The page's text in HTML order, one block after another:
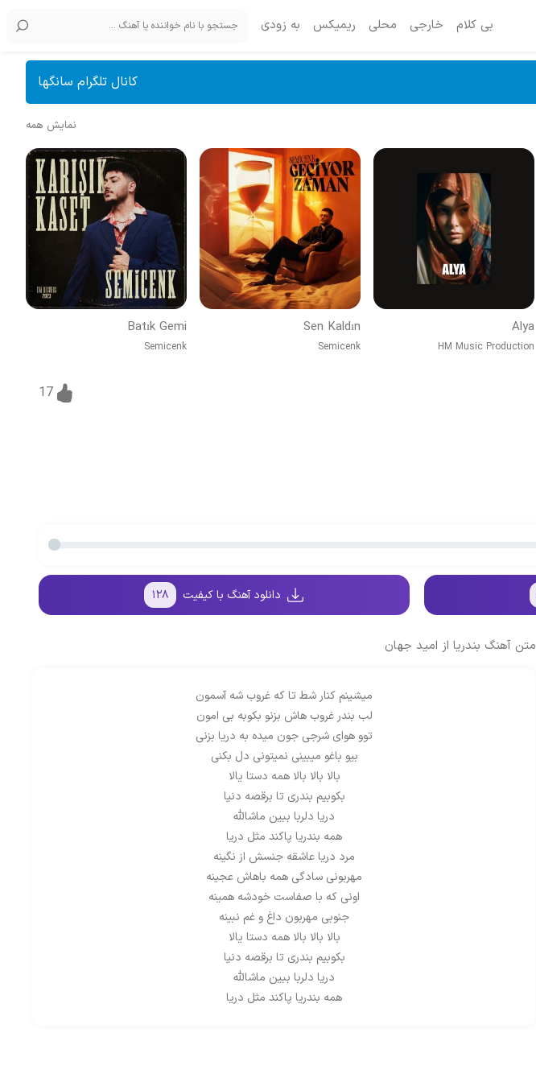
بی کلام خارجی محلی ریمیکس به زودی
کانال تلگرام سانگها
نمایش همه
Alya
HM Music Production
Sen Kaldın
Semicenk
Batık Gemi
Semicenk
17
دانلود آهنگ با کیفیت ۱۲۸
متن آهنگ بندریا از امید جهان
میشینم کنار شط تا که غروب شه آسمون
لب بندر غروب هاش بزنو بکوبه بی امون
توو هوای شرجی جون میده به دریا بزنی
بیو باغو میبینی نمیتونی دل بکنی
بالا بالا بالا همه دستا یالا
بکوبیم بندری تا برقصه دنیا
دریا دلربا ببین ماشالله
همه بندریا پاکند مثل دریا
مرد دریا عاشقه جنسش از نگینه
مهربونی سادگی همه باهاش عجینه
اونی که با صفاست خودشه همینه
جنوبی مهربون داغ و غم نبینه
بالا بالا بالا همه دستا یالا
بکوبیم بندری تا برقصه دنیا
دریا دلربا ببین ماشالله
همه بندریا پاکند مثل دریا